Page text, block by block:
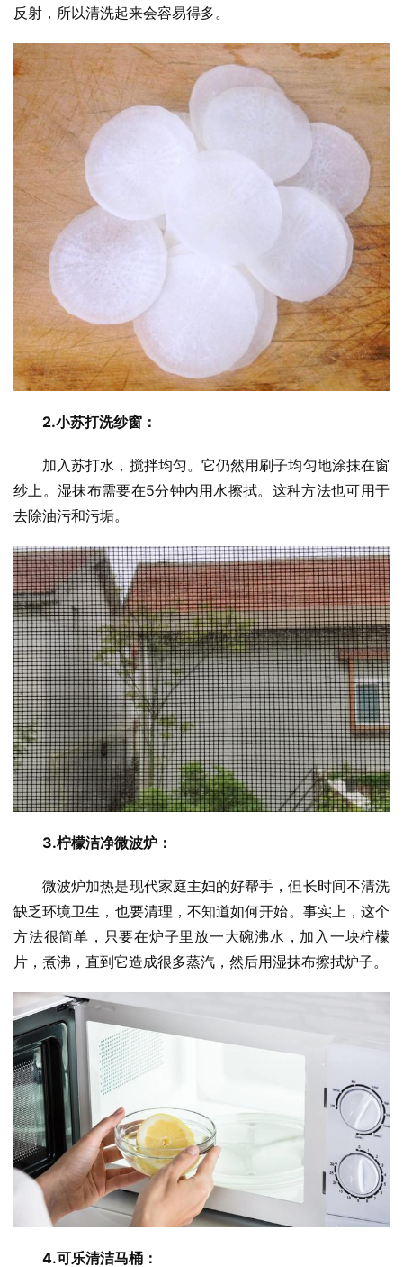
反射，所以清洗起来会容易得多。
2.小苏打洗纱窗：
加入苏打水，搅拌均匀。它仍然用刷子均匀地涂抹在窗
纱上。湿抹布需要在5分钟内用水擦拭。这种方法也可用于
去除油污和污垢。
3.柠檬洁净微波炉：
微波炉加热是现代家庭主妇的好帮手，但长时间不清洗
缺乏环境卫生，也要清理，不知道如何开始。事实上，这个
方法很简单，只要在炉子里放一大碗沸水，加入一块柠檬
片，煮沸，直到它造成很多蒸汽，然后用湿抹布擦拭炉子。
4.可乐清洁马桶：